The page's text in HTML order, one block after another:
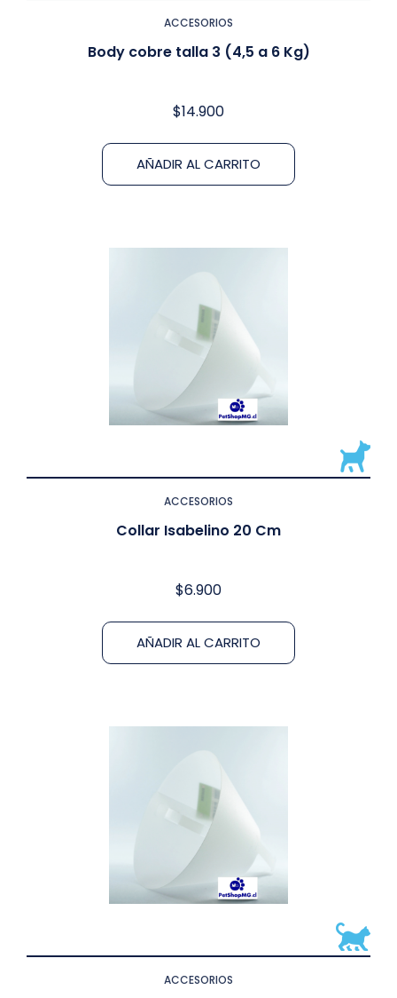
ACCESORIOS
Body cobre talla 3 (4,5 a 6 Kg)
$14.900
AÑADIR AL CARRITO
ACCESORIOS
Collar Isabelino 20 Cm
$6.900
AÑADIR AL CARRITO
ACCESORIOS